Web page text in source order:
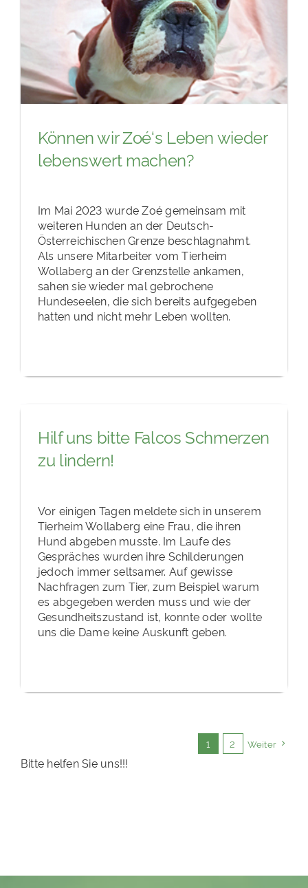
Können wir Zoé‘s Leben wieder
lebenswert machen?
Im Mai 2023 wurde Zoé gemeinsam mit
weiteren Hunden an der Deutsch-
Österreichischen Grenze beschlagnahmt.
Als unsere Mitarbeiter vom Tierheim
Wollaberg an der Grenzstelle ankamen,
sahen sie wieder mal gebrochene
Hundeseelen, die sich bereits aufgegeben
hatten und nicht mehr Leben wollten.
Hilf uns bitte Falcos Schmerzen
zu lindern!
Vor einigen Tagen meldete sich in unserem
Tierheim Wollaberg eine Frau, die ihren
Hund abgeben musste. Im Laufe des
Gespräches wurden ihre Schilderungen
jedoch immer seltsamer. Auf gewisse
Nachfragen zum Tier, zum Beispiel warum
es abgegeben werden muss und wie der
Gesundheitszustand ist, konnte oder wollte
uns die Dame keine Auskunft geben.
1 2 Weiter
Bitte helfen Sie uns!!!